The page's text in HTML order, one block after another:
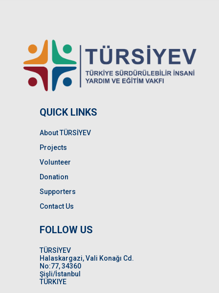
QUICK LINKS
About TÜRSİYEV
Projects
Volunteer
Donation
Supporters
Contact Us
FOLLOW US
TÜRSİYEV
Halaskargazi, Vali Konağı Cd.
No:77, 34360
Şişli/İstanbul
TÜRKIYE